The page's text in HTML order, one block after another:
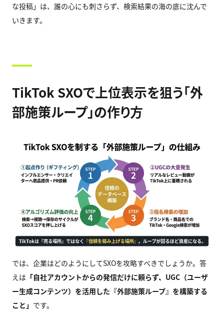
な投稿」は、誰の心にも刺さらず、検索結果の海の底に沈んで
いきます。
TikTok SXOで上位表示を狙う「外
部施策ループ」の作り方
では、企業はどのようにしてSXOを攻略すべきでしょうか。答
えは 「自社アカウントからの発信だけに頼らず、UGC（ユーザ
ー生成コンテンツ）を活用した『外部施策ループ』を構築する
こと」 です。